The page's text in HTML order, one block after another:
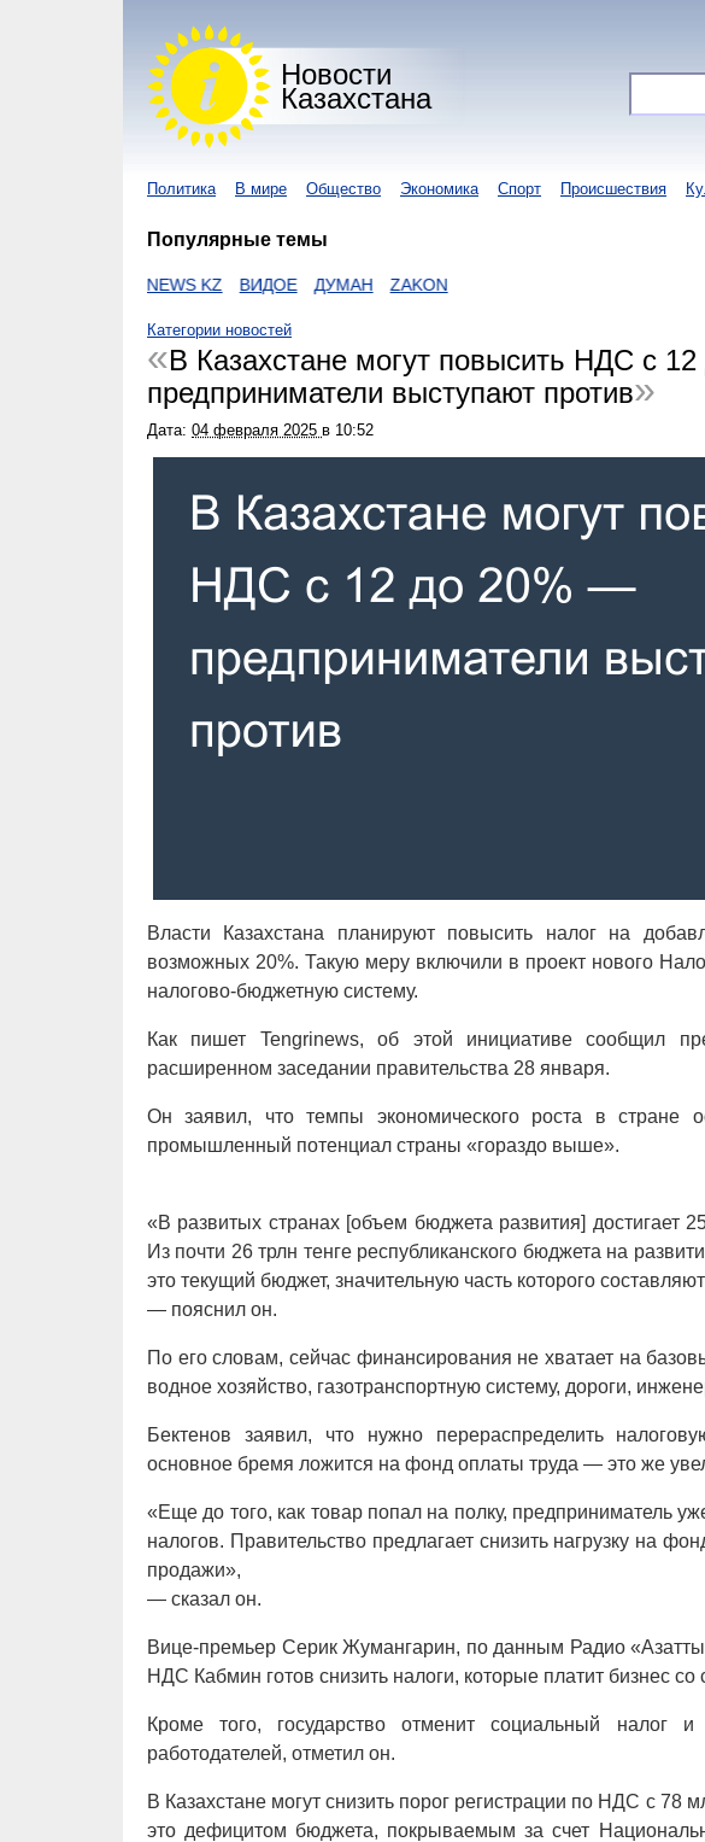
Новости
Казахстана
Политика В мире Общество Экономика Спорт Происшествия
Популярные темы
I-NEWS KZ ВИДОЕ ДУМАН ZAKON
Категории новостей
В Казахстане могут повысить НДС с
предприниматели выступают против
Дата: 04 февраля 2025 в 10:52
Власти Казахстана планируют повысить налог на
возможных 20%. Такую меру включили в проект нового
налогово-бюджетную систему.
Как пишет Tengrinews, об этой инициативе сообщил
расширенном заседании правительства 28 января.
Он заявил, что темпы экономического роста в стране
промышленный потенциал страны «гораздо выше».
«В развитых странах [объем бюджета развития] достигает
Из почти 26 трлн тенге республиканского бюджета на
это текущий бюджет, значительную часть которого
— пояснил он.
По его словам, сейчас финансирования не хватает на
водное хозяйство, газотранспортную систему, дороги,
Бектенов заявил, что нужно перераспределить
основное бремя ложится на фонд оплаты труда — это же
«Еще до того, как товар попал на полку, предприниматель
налогов. Правительство предлагает снизить нагрузку на
продажи»,
— сказал он.
Вице-премьер Серик Жумангарин, по данным Радио
НДС Кабмин готов снизить налоги, которые платит бизнес
Кроме того, государство отменит социальный налог
работодателей, отметил он.
В Казахстане могут снизить порог регистрации по НДС с 78
это дефицитом бюджета, покрываемым за счет